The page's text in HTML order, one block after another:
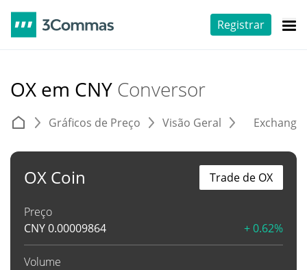
Registrar
OX em CNY Conversor
Gráficos de Preço Visão Geral
OX Coin
Preço
CNY0.00009864 + 0.62%
Volume
Trade de OX